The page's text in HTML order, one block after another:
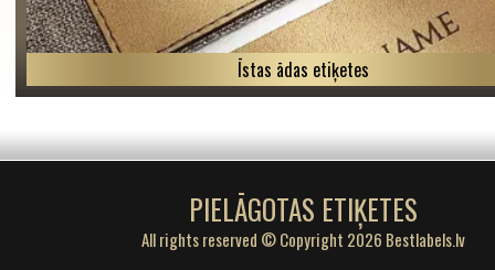
Īstas ādas etiķetes
PIELĀGOTAS ETIĶETES
All rights reserved © Copyright 2026 Bestlabels.lv